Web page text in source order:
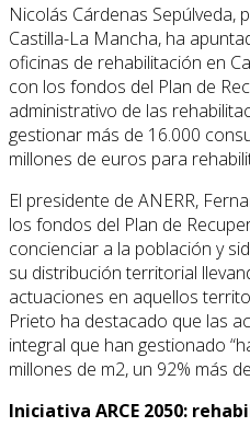
Nicolás Cárdenas Sepúlveda,
Castilla-La Mancha, ha
oficinas de rehabilitación en
con los fondos del Plan de
administrativo de las
gestionar más de 16.000
millones de euros para
El presidente de ANERR,
los fondos del Plan de
concienciar a la población y
su distribución territorial
actuaciones en aquellos
Prieto ha destacado que las
integral que han gestionado
millones de m2, un 92% más
Iniciativa ARCE 2050: